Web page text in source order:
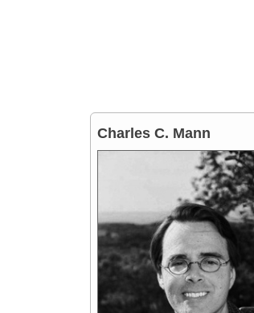
Charles C. Mann